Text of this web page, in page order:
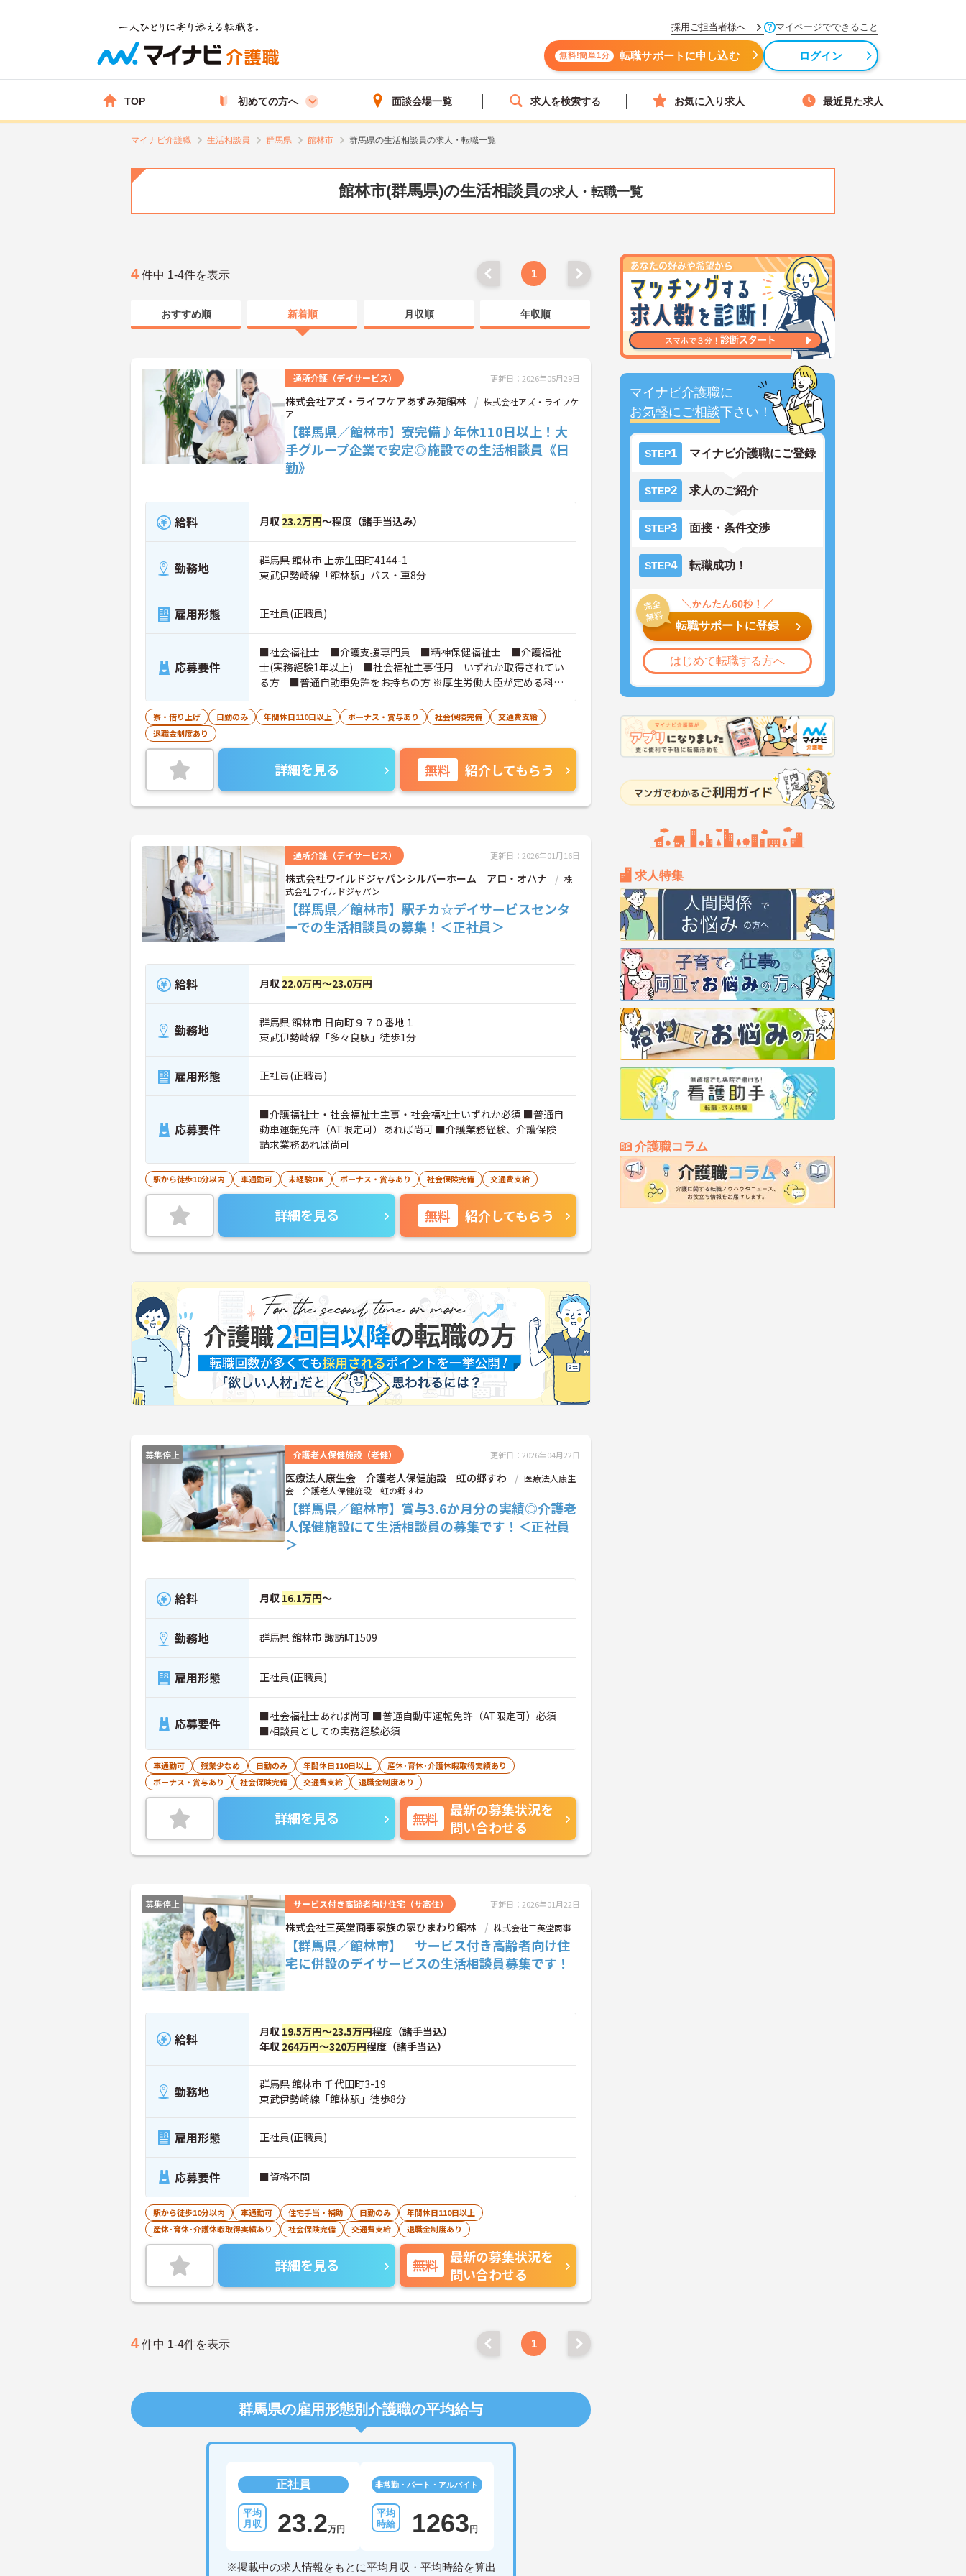
採用ご担当者様へ マイページでできること
無料!簡単1分 転職サポートに申し込む ログイン
TOP 初めての方へ 面談会場一覧 求人を検索する お気に入り求人 最近見た求人
マイナビ介護職 生活相談員 群馬県 館林市 群馬県の生活相談員の求人・転職一覧
館林市(群馬県)の生活相談員の求人・転職一覧
マイナビ介護職に
お気軽にご相談下さい！
STEP1 マイナビ介護職にご登録
STEP2 求人のご紹介
STEP3 面接・条件交渉
STEP4 転職成功！
転職サポートに登録
はじめて転職する方へ
求人特集
介護職コラム
4 件中 1-4件を表示 1
おすすめ順 新着順 月収順 年収順
通所介護（デイサービス） 更新日：2026年05月29日
株式会社アズ・ライフケアあずみ苑館林
株式会社アズ・ライフケ
ア
【群馬県／館林市】寮完備♪年休110日以上！大
手グループ企業で安定◎施設での生活相談員《日
勤》
給料 月収 23.2万円～程度（諸手当込み）
勤務地
群馬県 館林市 上赤生田町4144-1
東武伊勢崎線「館林駅」バス・車8分
雇用形態 正社員(正職員)
応募要件
■社会福祉士 ■介護支援専門員 ■精神保健福祉士 ■介護福祉
士(実務経験1年以上) ■社会福祉主事任用 いずれか取得されてい
る方 ■普通自動車免許をお持ちの方 ※厚生労働大臣が定める科目
を3科目以上履修していることが成績証明書の提示にて認められる
方もご応募可能です。
寮・借り上げ 日勤のみ 年間休日110日以上 ボーナス・賞与あり 社会保険完備
交通費支給
退職金制度あり
詳細を見る 無料 紹介してもらう
通所介護（デイサービス） 更新日：2026年01月16日
株式会社ワイルドジャパンシルバーホーム アロ・オハナ
株
式会社ワイルドジャパン
【群馬県／館林市】駅チカ☆デイサービスセンタ
ーでの生活相談員の募集！＜正社員＞
給料 月収 22.0万円～23.0万円
勤務地
群馬県 館林市 日向町９７０番地１
東武伊勢崎線「多々良駅」徒歩1分
雇用形態 正社員(正職員)
応募要件
■介護福祉士・社会福祉士主事・社会福祉士いずれか必須 ■普通自
動車運転免許（AT限定可）あれば尚可 ■介護業務経験、介護保険
請求業務あれば尚可
駅から徒歩10分以内 車通勤可 未経験OK ボーナス・賞与あり 社会保険完備 交通費支給
詳細を見る 無料 紹介してもらう
募集停止 介護老人保健施設（老健） 更新日：2026年04月22日
医療法人康生会 介護老人保健施設 虹の郷すわ
医療法人康生
会 介護老人保健施設 虹の郷すわ
【群馬県／館林市】賞与3.6か月分の実績◎介護老
人保健施設にて生活相談員の募集です！＜正社員
＞
給料 月収 16.1万円～
勤務地 群馬県 館林市 諏訪町1509
雇用形態 正社員(正職員)
応募要件
■社会福祉士あれば尚可 ■普通自動車運転免許（AT限定可）必須
■相談員としての実務経験必須
車通勤可 残業少なめ 日勤のみ 年間休日110日以上
産休･育休･介護休暇取得実績あり
ボーナス・賞与あり
社会保険完備 交通費支給 退職金制度あり
詳細を見る 無料
最新の募集状況を
問い合わせる
募集停止 サービス付き高齢者向け住宅（サ高住） 更新日：2026年01月22日
株式会社三英堂商事家族の家ひまわり館林 株式会社三英堂商事
【群馬県／館林市】 サービス付き高齢者向け住
宅に併設のデイサービスの生活相談員募集です！
給料 月収 19.5万円～23.5万円程度（諸手当込）
年収 264万円～320万円程度（諸手当込）
勤務地
群馬県 館林市 千代田町3-19
東武伊勢崎線「館林駅」徒歩8分
雇用形態 正社員(正職員)
応募要件 ■資格不問
駅から徒歩10分以内 車通勤可 住宅手当・補助 日勤のみ
年間休日110日以上
産休･育休･介護休暇取得実績あり
社会保険完備 交通費支給 退職金制度あり
詳細を見る 無料
最新の募集状況を
問い合わせる
4 件中 1-4件を表示 1
群馬県の雇用形態別介護職の平均給与
正社員
23.2万円
非常勤・パート・アルバイト
1263円
※掲載中の求人情報をもとに平均月収・平均時給を算出